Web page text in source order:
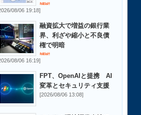
08/06 19:18]
融資拡大で増益の銀行業
界、利ざや縮小と不良債
権で明暗
08/06 16:19]
FPT、OpenAIと提携 AI
変革とセキュリティ支援
[2026/08/06 13:08]